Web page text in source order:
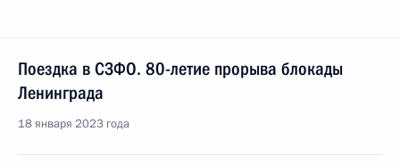
Поездка в СЗФО. 80-летие прорыва блокады
Ленинграда
18 января 2023 года